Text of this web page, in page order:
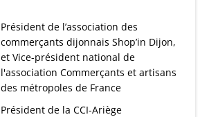
Président de l’association des
commerçants dijonnais Shop’in Dijon,
et Vice-président national de
l'association Commerçants et artisans
des métropoles de France
Président de la CCI-Ariège